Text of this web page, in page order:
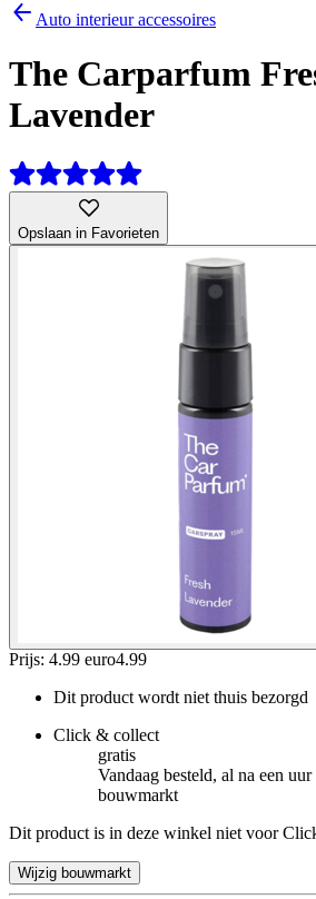
Auto interieur accessoires
The Carparfum
Lavender
Opslaan in Favorieten
Prijs: 4.99 euro4.99
Dit product wordt niet thuis bezorgd
Click & collect
gratis
Vandaag besteld, al na een
bouwmarkt
Dit product is in deze winkel niet voor
Wijzig bouwmarkt